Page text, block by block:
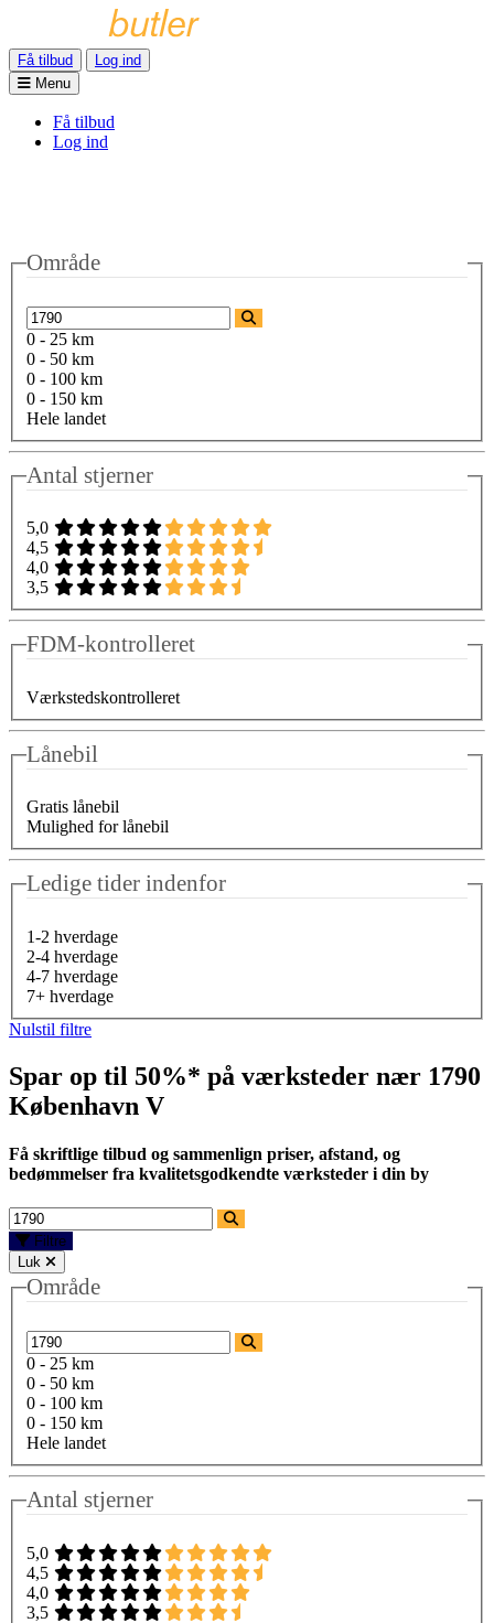
Få tilbud
Log ind
Menu
Få tilbud
Log ind
Område
0 - 25 km
0 - 50 km
0 - 100 km
0 - 150 km
Hele landet
Antal stjerner
5,0
4,5
4,0
3,5
FDM-kontrolleret
Værkstedskontrolleret
Lånebil
Gratis lånebil
Mulighed for lånebil
Ledige tider indenfor
1-2 hverdage
2-4 hverdage
4-7 hverdage
7+ hverdage
Nulstil filtre
Spar op til 50%* på værksteder nær 1790
København V
Få skriftlige tilbud og sammenlign priser, afstand, og
bedømmelser fra kvalitetsgodkendte værksteder i din by
Filtre
Luk
Område
0 - 25 km
0 - 50 km
0 - 100 km
0 - 150 km
Hele landet
Antal stjerner
5,0
4,5
4,0
3,5